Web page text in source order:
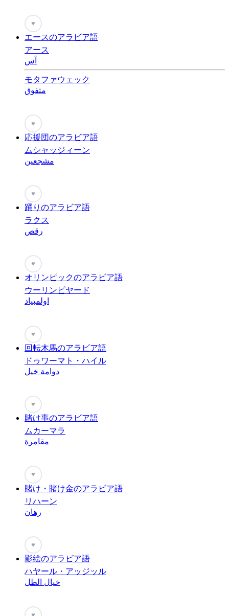
♥
エースのアラビア語
アース
آس
モタファウェック
متفوق
♥
応援団のアラビア語
ムシャッジィーン
مشجعين
♥
踊りのアラビア語
ラクス
رقص
♥
オリンピックのアラビア語
ウーリンピヤード
اولمبياد
♥
回転木馬のアラビア語
ドゥワーマト・ハイル
دوامة خيل
♥
賭け事のアラビア語
ムカーマラ
مقامرة
♥
賭け・賭け金のアラビア語
リハーン
رهان
♥
影絵のアラビア語
ハヤール・アッジッル
خيال الظل